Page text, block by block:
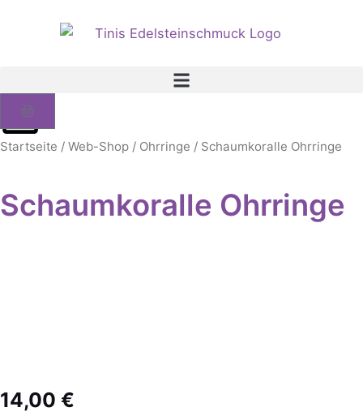
Warenkorb
Startseite / Web-Shop / Ohrringe / Schaumkoralle Ohrringe
Schaumkoralle Ohrringe
14,00 €